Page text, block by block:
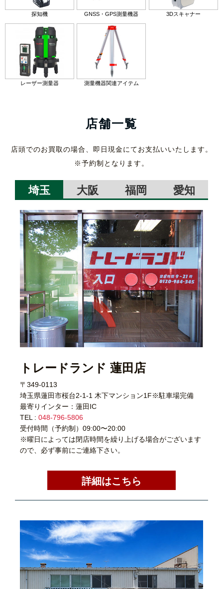
探知機 GNSS・GPS測量機器 3Dスキャナー
レーザー測量器 測量機器関連アイテム
店舗一覧
店頭でのお買取の場合、即日現金にてお支払いいたします。
※予約制となります。
埼玉 大阪 福岡 愛知
トレードランド 蓮田店
〒349-0113
埼玉県蓮田市桜台2-1-1 木下マンション1F※駐車場完備
最寄りインター：蓮田IC
TEL : 048-796-5806
受付時間（予約制）09:00〜20:00
※曜日によっては閉店時間を繰り上げる場合がございます
ので、必ず事前にご連絡下さい。
詳細はこちら